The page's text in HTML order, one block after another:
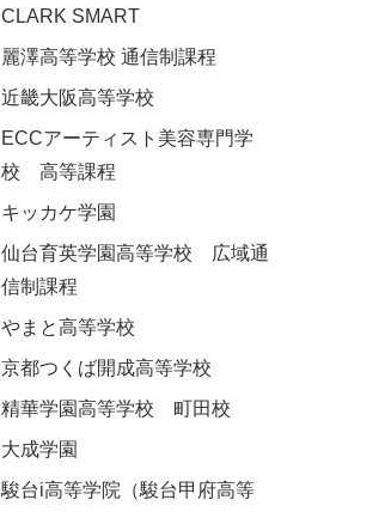
CLARK SMART
麗澤高等学校 通信制課程
近畿大阪高等学校
ECCアーティスト美容専門学
校 高等課程
キッカケ学園
仙台育英学園高等学校 広域通
信制課程
やまと高等学校
京都つくば開成高等学校
精華学園高等学校 町田校
大成学園
駿台i高等学院（駿台甲府高等